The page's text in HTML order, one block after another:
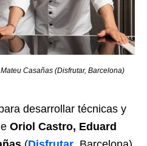
Casañas (Disfrutar, Barcelona)
desarrollar técnicas y
Oriol Castro, Eduard